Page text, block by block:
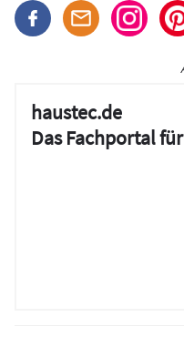
haustec.de
Das Fachportal